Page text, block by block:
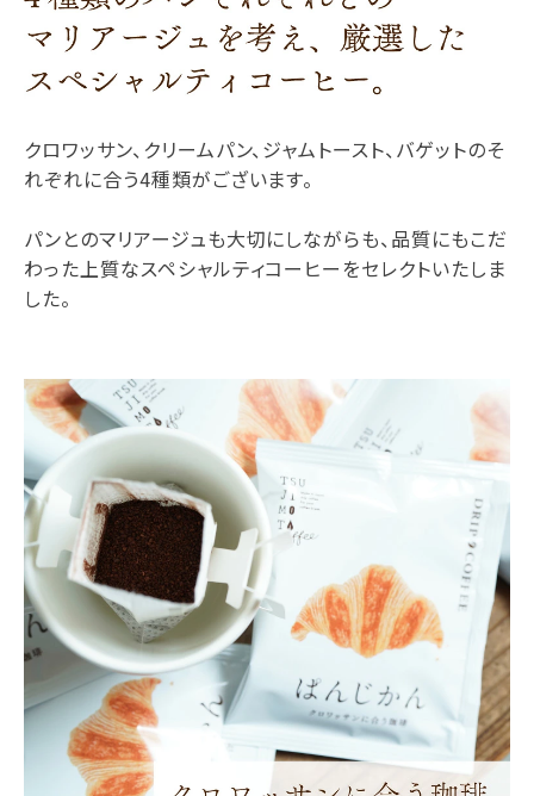
クロワッサン、クリームパン、ジャムトースト、バゲットのそ
れぞれに合う4種類がございます。
パンとのマリアージュも大切にしながらも、品質にもこだ
わった上質なスペシャルティコーヒーをセレクトいたしま
した。